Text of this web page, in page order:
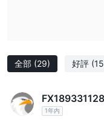
協助並澄清任何疑問。
結論
融交易服務。然而，徹
目前經紀人在沒有必要
全部 (29) 好評
1年內